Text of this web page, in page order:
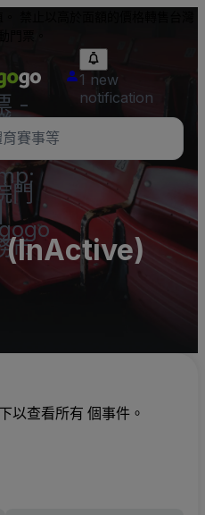
-
體
門
市
1 new
notification
(InActive)
以查看所有 個事件。